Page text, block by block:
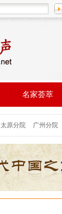
名家荟萃